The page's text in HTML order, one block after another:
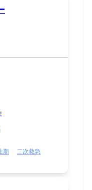
期
二次救急